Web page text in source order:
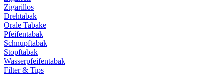
Zigarillos
Drehtabak
Orale Tabake
Pfeifentabak
Schnupftabak
Stopftabak
Wasserpfeifentabak
Filter & Tips